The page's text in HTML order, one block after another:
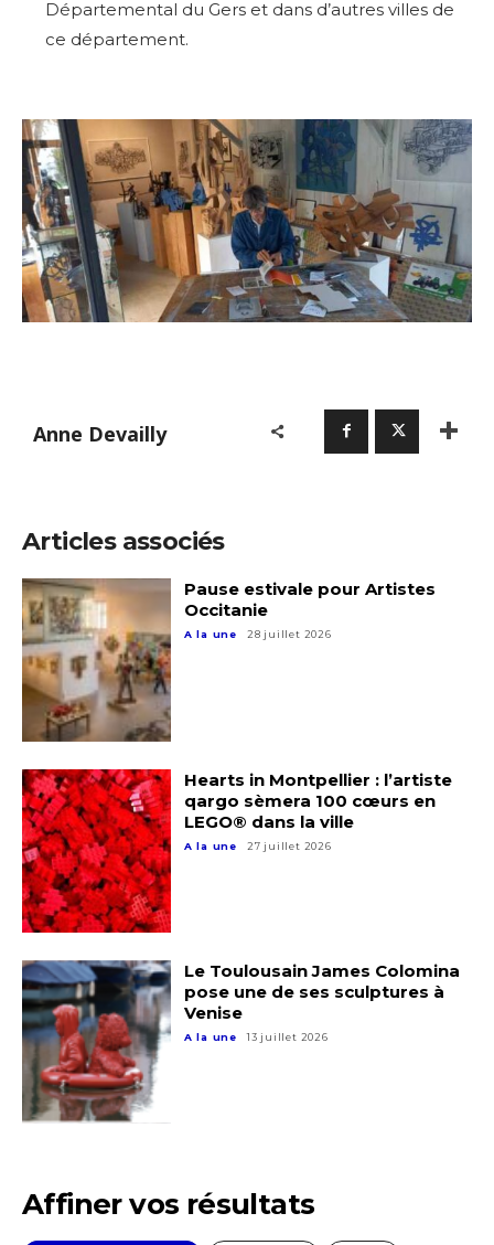
Adresse email*
Nom
Prénom
J'accepte lestermes et conditions
* Champ obligatoire
Adresse email*
Nom
Prénom
Statut / Organisation
J'accepte lestermes et conditions
* Champ obligatoire
Départemental du Gers et dans d’autres villes de
ce département.
Anne Devailly
Articles associés
Pause estivale pour Artistes
Occitanie
A la une 28 juillet 2026
Hearts in Montpellier : l’artiste
qargo sèmera 100 cœurs en
LEGO® dans la ville
A la une 27 juillet 2026
Le Toulousain James Colomina
pose une de ses sculptures à
Venise
A la une 13 juillet 2026
Affiner vos résultats